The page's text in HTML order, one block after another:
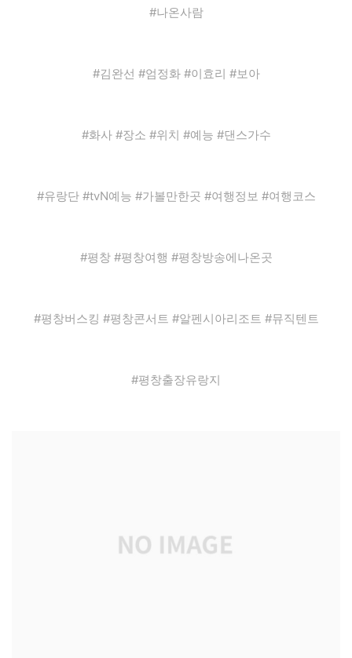
#나온사람
#김완선 #엄정화 #이효리 #보아
#화사 #장소 #위치 #예능 #댄스가수
#유랑단 #tvN예능 #가볼만한곳 #여행정보 #여행코스
#평창 #평창여행 #평창방송에나온곳
#평창버스킹 #평창콘서트 #알펜시아리조트 #뮤직텐트
#평창출장유랑지